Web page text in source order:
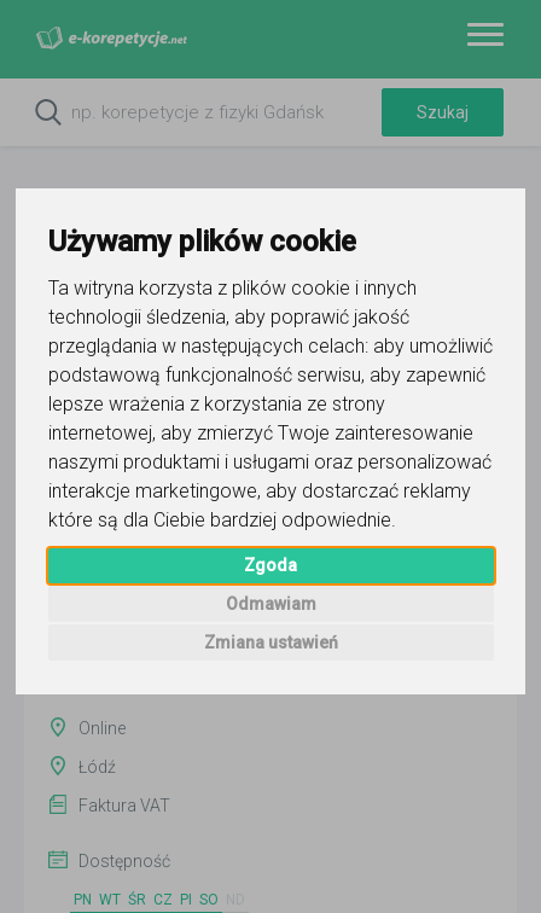
Używamy plików cookie
Ta witryna korzysta z plików cookie i innych
technologii śledzenia, aby poprawić jakość
przeglądania w następujących celach: aby umożliwić
podstawową funkcjonalność serwisu, aby zapewnić
lepsze wrażenia z korzystania ze strony
internetowej, aby zmierzyć Twoje zainteresowanie
naszymi produktami i usługami oraz personalizować
interakcje marketingowe, aby dostarczać reklamy
które są dla Ciebie bardziej odpowiednie
Zgoda
Odmawiam
Zmiana ustawień
Do ulubionych
Oznacz wystąpienie kontaktu
Brit-Kid
Wyślij wiadomość
Online
Łódź
Faktura VAT
Dostępność
PN WT ŚR CZ PI SO